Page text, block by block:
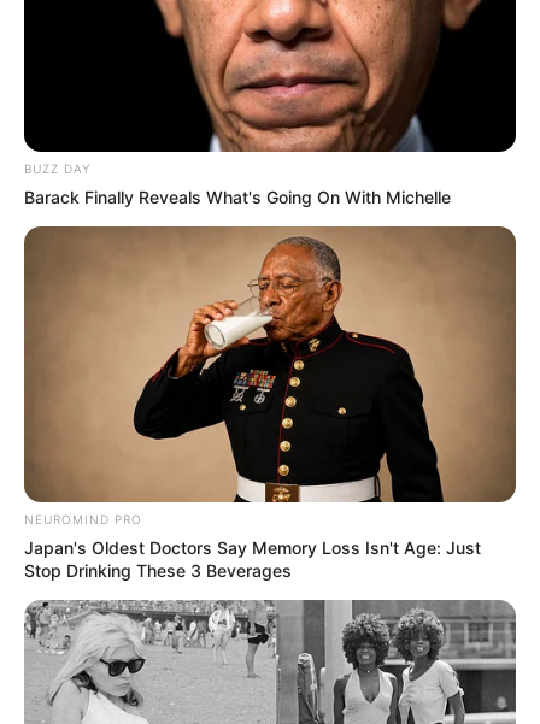
ELN se atribuyó ataque a
helicóptero de la Policía en
Amalfi, donde murieron 13
uniformados
NOTICIAS ANTIOQUIA
Juez dejó en libertad a
alias 'Chorizo', señalado
del atentado contra
helicóptero en Amalfi
ZARAGOZA - ANTIOQUIA
realizó aterrizaje de
emergencia en el Bajo
Cauca por fallas
mecánicas
NOTICIAS ANTIOQUIA
BUZZ DAY
Barack Finally Reveals What's Going On With Michelle
NEUROMIND PRO
Japan's Oldest Doctors Say Memory Loss Isn't Age: Just
Stop Drinking These 3 Beverages